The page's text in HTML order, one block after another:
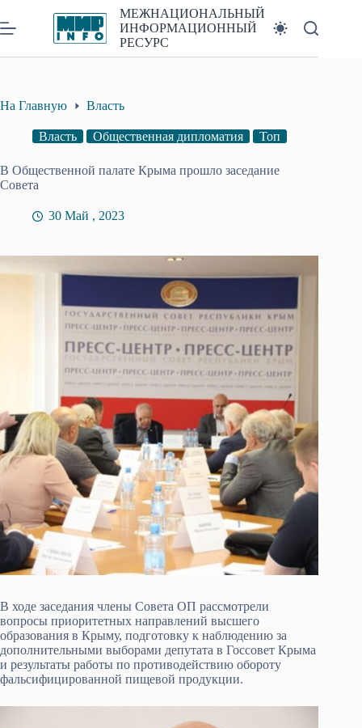
к
сути
МЕЖНАЦИОНАЛЬНЫЙ
ИНФОРМАЦИОННЫЙ
РЕСУРС
На Главную Власть
Власть Общественная дипломатия Топ
В Общественной палате Крыма прошло заседание
Совета
30 Май , 2023
В ходе заседания члены Совета ОП рассмотрели
вопросы приоритетных направлений высшего
образования в Крыму, подготовку к наблюдению за
дополнительными выборами депутата в Госсовет Крыма
и результаты работы по противодействию обороту
фальсифицированной пищевой продукции.